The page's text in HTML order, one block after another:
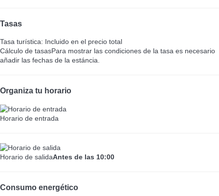
Tasas
Tasa turística: Incluido en el precio total
Cálculo de tasasPara mostrar las condiciones de la tasa es necesario
añadir las fechas de la estáncia.
Organiza tu horario
Horario de entrada
Horario de salidaAntes de las 10:00
Consumo energético